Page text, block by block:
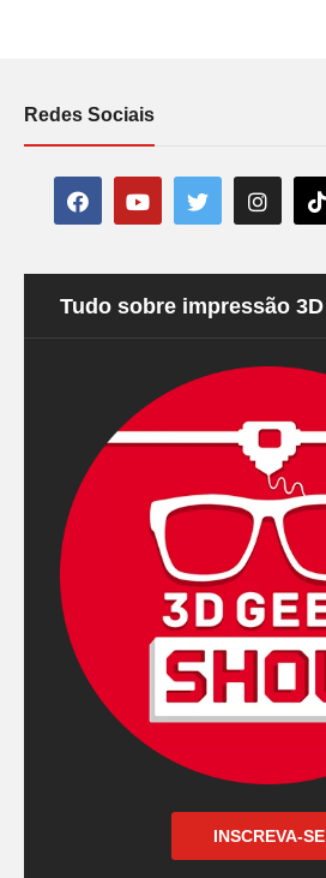
Redes Sociais
Tudo sobre impressão 3D
INSCREVA-SE